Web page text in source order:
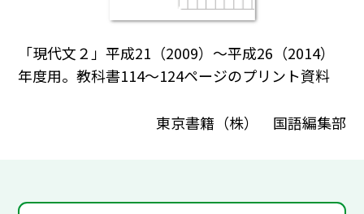
「現代文２」平成21（2009）～平成26（2014）
年度用。教科書114～124ページのプリント資料
東京書籍（株） 国語編集部